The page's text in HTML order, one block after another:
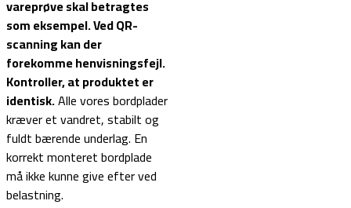
vareprøve skal betragtes
som eksempel.Ved QR-
scanning kan der
forekomme henvisningsfejl.
Kontroller, at produktet er
identisk.Alle vores bordplader
kræver et vandret, stabilt og
fuldt bærende underlag. En
korrekt monteret bordplade
må ikke kunne give efter ved
belastning.